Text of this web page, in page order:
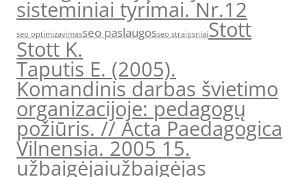
sisteminiai tyrimai. Nr.12
seo optimizavimasseo paslaugosseo straipsniaiStott
Stott K.
Taputis E. (2005).
Komandinis darbas švietimo
organizacijoje: pedagogų
požiūris. // Acta Paedagogica
Vilnensia. 2005 15.
užbaigėjaiužbaigėjas